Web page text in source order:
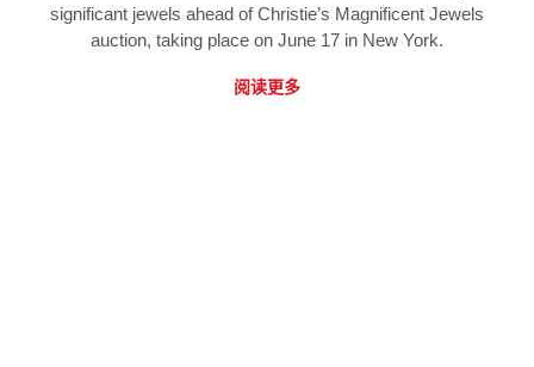
significant jewels ahead of Christie’s Magnificent Jewels
auction, taking place on June 17 in New York.
阅读更多